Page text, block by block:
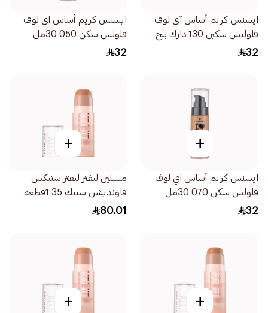
ايسنس كريم أساس آي لوف
فلوليس سكين 130 دارك بيج
1قطعة
32
ايسنس كريم أساس اي لوف
فلولس سكن 050 30مل
32
+
ايسنس كريم أساس اي لوف
فلولس سكن 070 30مل
32
+
ميبيلين ليفتر ليفتر ستيكس
فاونديشن ستيك 35 1قطعة
80.01
+
+